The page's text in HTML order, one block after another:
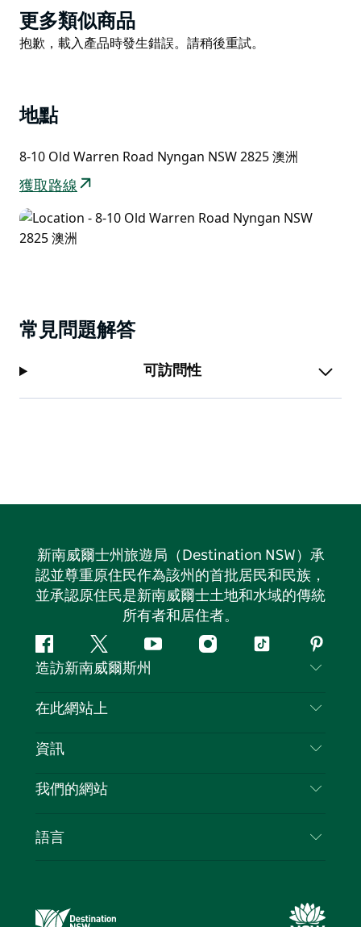
公園管理員將歡迎您的到來並協助您進行預訂、入住和就
座。園區內設有新的廢水排放點。
Product
List
更多類似商品
Product
抱歉，載入產品時發生錯誤。請稍後重試。
地點
8-10 Old Warren Road Nyngan NSW 2825 澳洲
獲取路線
常見問題解答
可訪問性
新南威爾士州旅遊局（Destination NSW）承
認並尊重原住民作為該州的首批居民和民族，
並承認原住民是新南威爾士土地和水域的傳統
所有者和居住者。
Facebook嘰
嘰
喳
Youtube Instagram
抖
造訪新南威爾斯州
聯絡我們
隱私
Cookie 通知
在此網站上
目的地
新南威爾士州公路旅行
活動
資訊
旅行資訊
新南威爾士州的商業
我們的網站
語言